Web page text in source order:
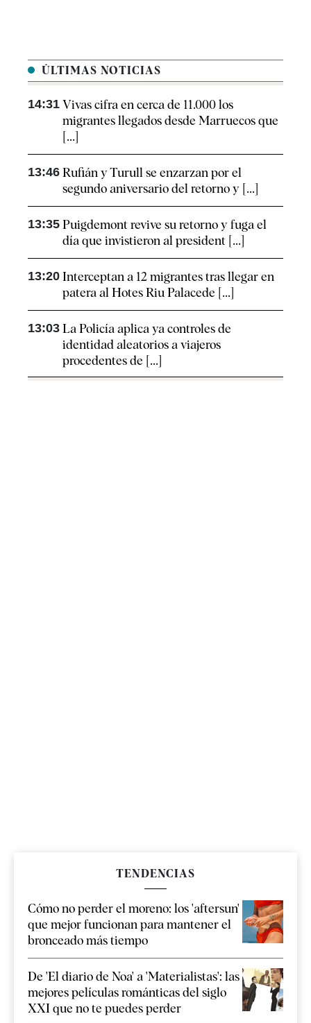
ÚLTIMAS NOTICIAS
14:31 Vivas cifra en cerca de 11.000 los
migrantes llegados desde Marruecos que
[...]
13:46 Rufián y Turull se enzarzan por el
segundo aniversario del retorno y [...]
13:35 Puigdemont revive su retorno y fuga el
día que invistieron al president [...]
13:20 Interceptan a 12 migrantes tras llegar en
patera al Hotes Riu Palacede [...]
13:03 La Policía aplica ya controles de
identidad aleatorios a viajeros
procedentes de [...]
TENDENCIAS
Cómo no perder el moreno: los 'aftersun'
que mejor funcionan para mantener el
bronceado más tiempo
De 'El diario de Noa' a 'Materialistas': las
mejores películas románticas del siglo
XXI que no te puedes perder